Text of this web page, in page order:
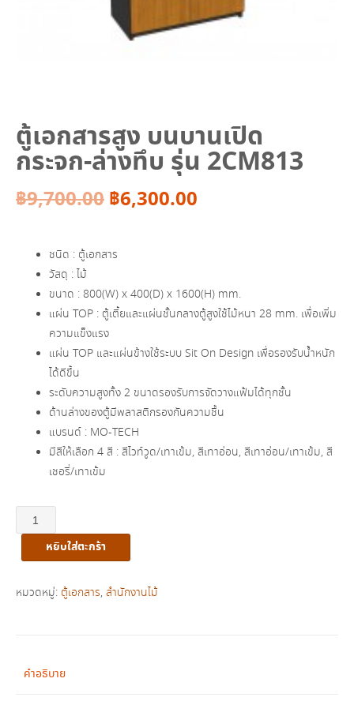
ตู้เอกสารสูง บนบานเปิด
กระจก-ล่างทึบ รุ่น 2CM813
฿9,700.00Original
was:
฿9,700.00.
฿6,300.00
฿6,300.00.
ชนิด : ตู้เอกสาร
วัสดุ : ไม้
ขนาด : 800(W) x 400(D) x 1600(H) mm.
แผ่น TOP : ตู้เตี้ยและแผ่นชั้นกลางตู้สูงใช้ไม้หนา 28 mm. เพื่อเพิ่ม
ความแข็งแรง
แผ่น TOP และแผ่นข้างใช้ระบบ Sit On Design เพื่อรองรับน้ำหนัก
ได้ดีขึ้น
ระดับความสูงทั้ง 2 ขนาดรองรับการจัดวางแฟ้มได้ทุกชั้น
ด้านล่างของตู้มีพลาสติกรองกันความชื้น
แบรนด์ : MO-TECH
มีสีให้เลือก 4 สี : สีไวท์วูด/เทาเข้ม, สีเทาอ่อน, สีเทาอ่อน/เทาเข้ม, สี
เชอรี่/เทาเข้ม
จำนวน
ตู้
เอกสาร
บนบาน
ทึบ
หยิบใส่ตะกร้า
หมวดหมู่: ตู้เอกสาร, สำนักงานไม้
คำอธิบาย